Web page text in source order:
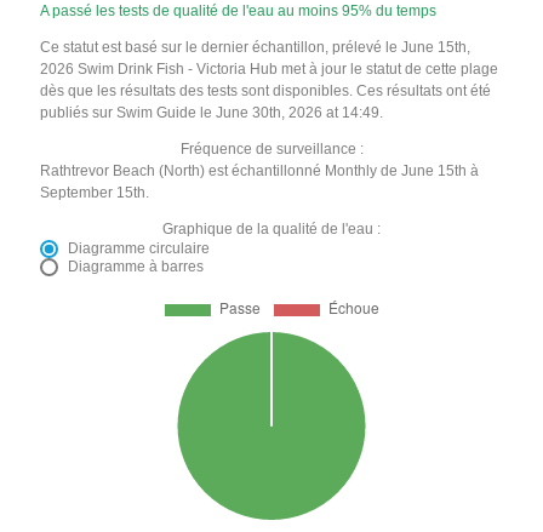
A passé les tests de qualité de l'eau au moins 95% du temps
Ce statut est basé sur le dernier échantillon, prélevé le June 15th,
2026 Swim Drink Fish - Victoria Hub met à jour le statut de cette plage
dès que les résultats des tests sont disponibles. Ces résultats ont été
publiés sur Swim Guide le June 30th, 2026 at 14:49.
Fréquence de surveillance :
Rathtrevor Beach (North) est échantillonné Monthly de June 15th à
September 15th.
Graphique de la qualité de l'eau :
Diagramme circulaire
Diagramme à barres